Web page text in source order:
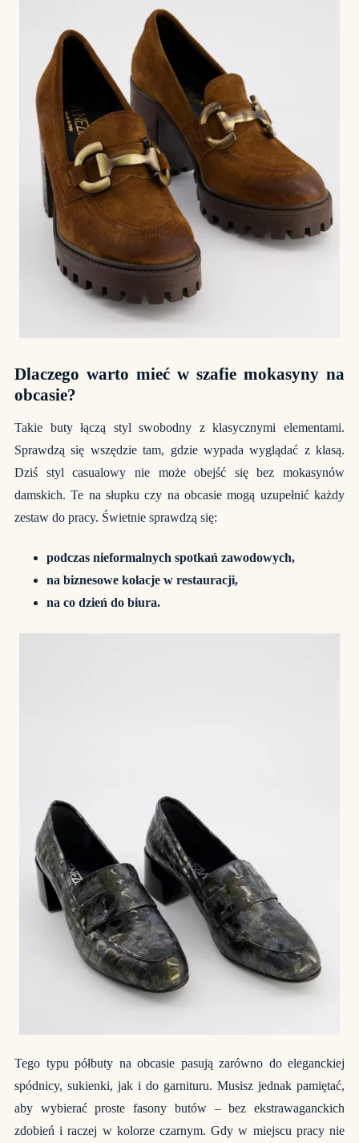
Dlaczego warto mieć w szafie mokasyny na
obcasie?
Takie buty łączą styl swobodny z klasycznymi elementami.
Sprawdzą się wszędzie tam, gdzie wypada wyglądać z klasą.
Dziś styl casualowy nie może obejść się bez mokasynów
damskich. Te na słupku czy na obcasie mogą uzupełnić każdy
zestaw do pracy. Świetnie sprawdzą się:
podczas nieformalnych spotkań zawodowych,
na biznesowe kolacje w restauracji,
na co dzień do biura.
Tego typu półbuty na obcasie pasują zarówno do eleganckiej
spódnicy, sukienki, jak i do garnituru. Musisz jednak pamiętać,
aby wybierać proste fasony butów – bez ekstrawaganckich
zdobień i raczej w kolorze czarnym. Gdy w miejscu pracy nie